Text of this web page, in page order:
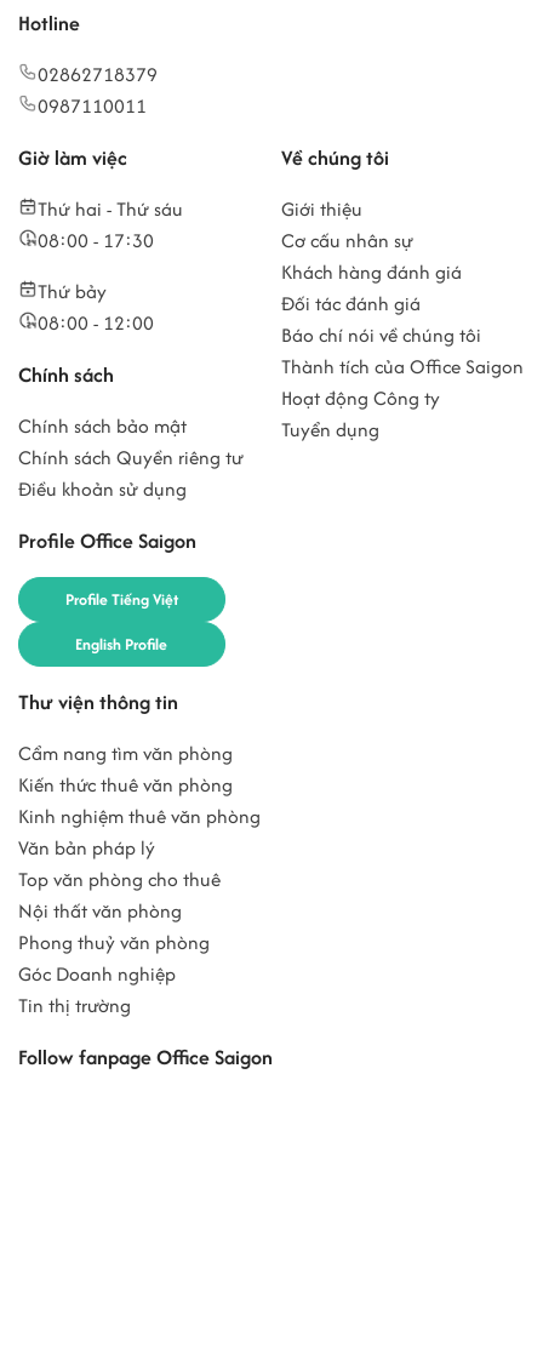
Hotline
02862718379
0987110011
Giờ làm việc
Thứ hai - Thứ sáu
08:00 - 17:30
Thứ bảy
08:00 - 12:00
Chính sách
Chính sách bảo mật
Chính sách Quyền riêng tư
Điều khoản sử dụng
Profile Office Saigon
Profile Tiếng Việt
English Profile
Về chúng tôi
Giới thiệu
Cơ cấu nhân sự
Khách hàng đánh giá
Đối tác đánh giá
Báo chí nói về chúng tôi
Thành tích của Office Saigon
Hoạt động Công ty
Tuyển dụng
Thư viện thông tin
Cẩm nang tìm văn phòng
Kiến thức thuê văn phòng
Kinh nghiệm thuê văn phòng
Văn bản pháp lý
Top văn phòng cho thuê
Nội thất văn phòng
Phong thuỷ văn phòng
Góc Doanh nghiệp
Tin thị trường
Follow fanpage Office Saigon